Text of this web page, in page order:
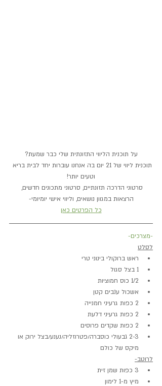
על תוכנית הליווי התזונתית שלי כבר שמעת?
תוכנית ליווי של 21 יום בה אנחנו עוברות יחד לבית בריא
וטעים יותר!
סרטוני הדרכה תזונתיים, סרטוני מתכונים חדשים,
הרצאות במגוון נושאים, וליווי אישי יומיומי-
כל הפרטים כאן
-מצרכים-
לסלט
ראש ברוקולי בינוני טרי
1 בצל סגול
1/2 כוס חמוציות
אשכול ענבים קטן
2 כפות גרעיני חמנייה
2 כפות גרעיני דלעת
2 כפות שקדים פרוסים
2-3 גבעולי כוסברה/פטרוזליה/נענע/בצל ירוק או
מיקס של כולם
לרוטב-
3 כפות שמן זית
מיץ מ-1 לימון